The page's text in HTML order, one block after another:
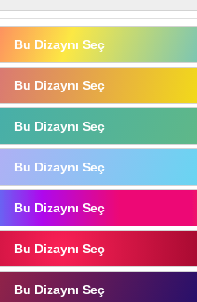
Bu Dizaynı Seç
Bu Dizaynı Seç
Bu Dizaynı Seç
Bu Dizaynı Seç
Bu Dizaynı Seç
Bu Dizaynı Seç
Bu Dizaynı Seç